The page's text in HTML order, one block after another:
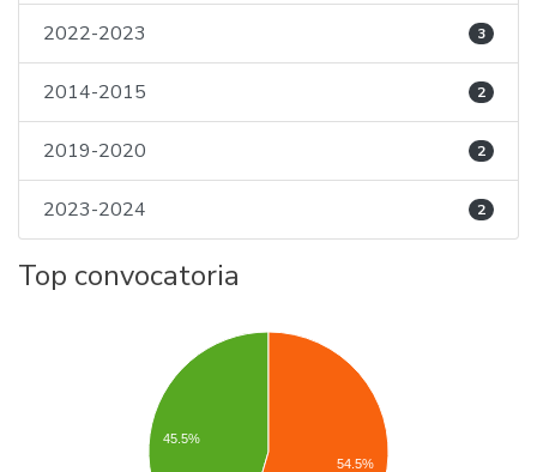
2022-2023 3
2014-2015 2
2019-2020 2
2023-2024 2
Top convocatoria
45.5%
54.5%